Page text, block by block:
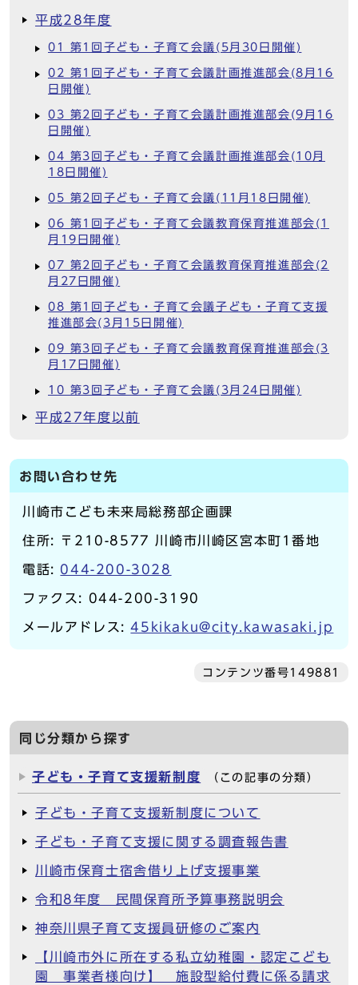
平成28年度
01 第1回子ども・子育て会議(5月30日開催)
02 第1回子ども・子育て会議計画推進部会(8月16
日開催)
03 第2回子ども・子育て会議計画推進部会(9月16
日開催)
04 第3回子ども・子育て会議計画推進部会(10月
18日開催)
05 第2回子ども・子育て会議(11月18日開催)
06 第1回子ども・子育て会議教育保育推進部会(1
月19日開催)
07 第2回子ども・子育て会議教育保育推進部会(2
月27日開催)
08 第1回子ども・子育て会議子ども・子育て支援
推進部会(3月15日開催)
09 第3回子ども・子育て会議教育保育推進部会(3
月17日開催)
10 第3回子ども・子育て会議(3月24日開催)
平成27年度以前
お問い合わせ先
川崎市こども未来局総務部企画課
住所: 〒210-8577 川崎市川崎区宮本町1番地
電話: 044-200-3028
ファクス: 044-200-3190
メールアドレス:45kikaku@city.kawasaki.jp
コンテンツ番号149881
同じ分類から探す
子ども・子育て支援新制度 （この記事の分類）
子ども・子育て支援新制度について
子ども・子育て支援に関する調査報告書
川崎市保育士宿舎借り上げ支援事業
令和8年度 民間保育所予算事務説明会
神奈川県子育て支援員研修のご案内
【川崎市外に所在する私立幼稚園・認定こども
園 事業者様向け】 施設型給付費に係る請求